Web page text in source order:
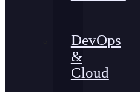
DevOps
&
Cloud